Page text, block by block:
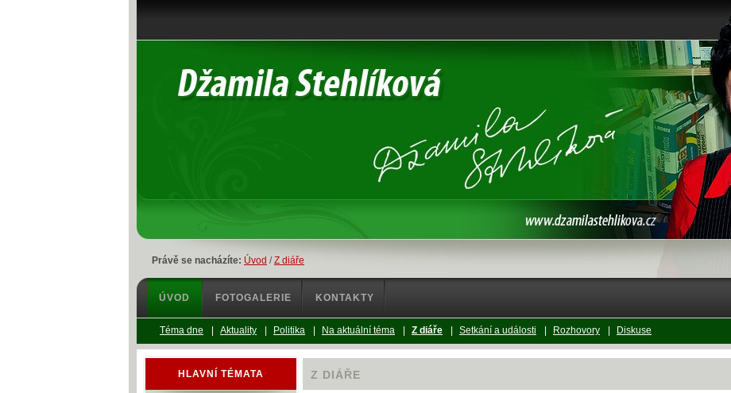
Právě se nacházíte: Úvod /Z diáře
Z DIÁŘE
HLAVNÍ TÉMATA
ÚVOD FOTOGALERIE KONTAKTY
Téma dne Aktuality Politika Na aktuální téma Z diáře Setkání a události Rozhovory Diskuse